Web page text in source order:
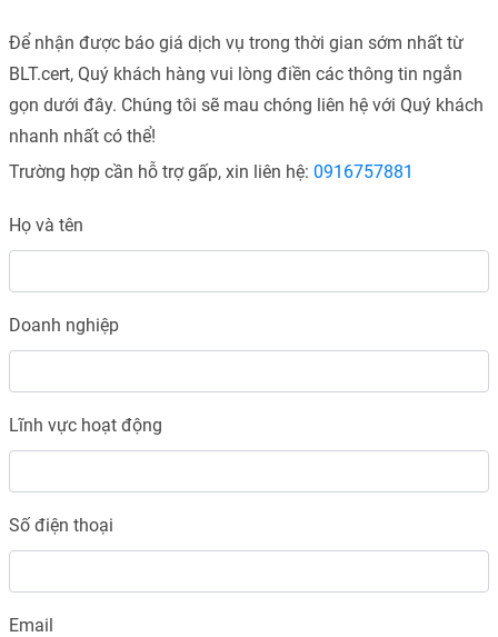
Để nhận được báo giá dịch vụ trong thời gian sớm nhất từ
BLT.cert, Quý khách hàng vui lòng điền các thông tin ngắn
gọn dưới đây. Chúng tôi sẽ mau chóng liên hệ với Quý khách
nhanh nhất có thể!
Trường hợp cần hỗ trợ gấp, xin liên hệ: 0916757881
Họ và tên
Doanh nghiệp
Lĩnh vực hoạt động
Số điện thoại
Email